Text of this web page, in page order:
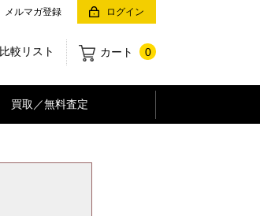
メルマガ登録 ログイン
カート 0
比較リスト
買取／無料査定